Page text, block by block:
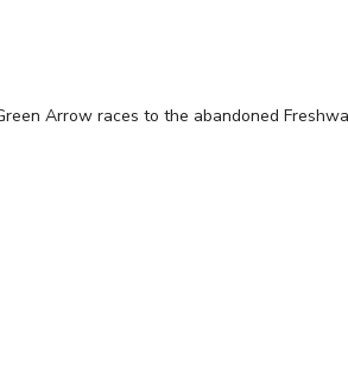
Arrow races to the abandoned